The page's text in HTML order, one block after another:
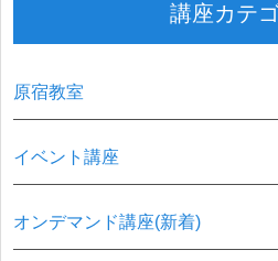
講座カテ
原宿教室
イベント講座
オンデマンド講座(新着)